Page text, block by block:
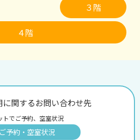
３階
４階
関するお問い合わせ先
トでご予約、空室状況
ご予約・空室状況